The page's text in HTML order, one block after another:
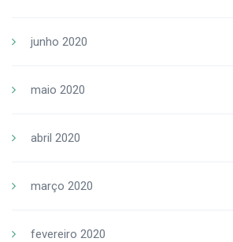
junho 2020
maio 2020
abril 2020
março 2020
fevereiro 2020